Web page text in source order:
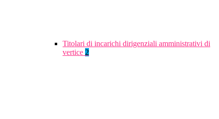
Titolari di incarichi dirigenziali amministrativi di
vertice 2